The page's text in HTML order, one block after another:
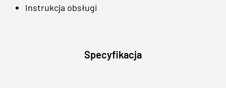
Instrukcja obsługi
Specyfikacja